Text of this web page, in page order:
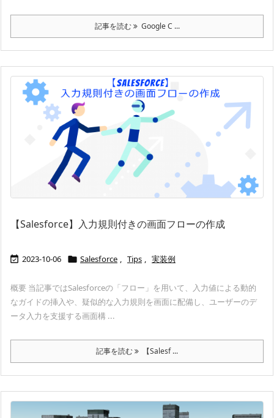
記事を読む Google C ...
【Salesforce】入力規則付きの画面フローの作成
 2023-10-06  Salesforce , Tips , 実装例
概要 当記事ではSalesforceの「フロー」を用いて、入力値による動的
なガイドの挿入や、疑似的な入力規則を画面に配備し、ユーザーのデ
ータ入力を支援する画面構 ...
記事を読む 【Salesf ...